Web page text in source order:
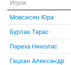
Игрок
Мовсисян Юра
Бурлак Тарас
Пареха Николас
Гацкан Александр